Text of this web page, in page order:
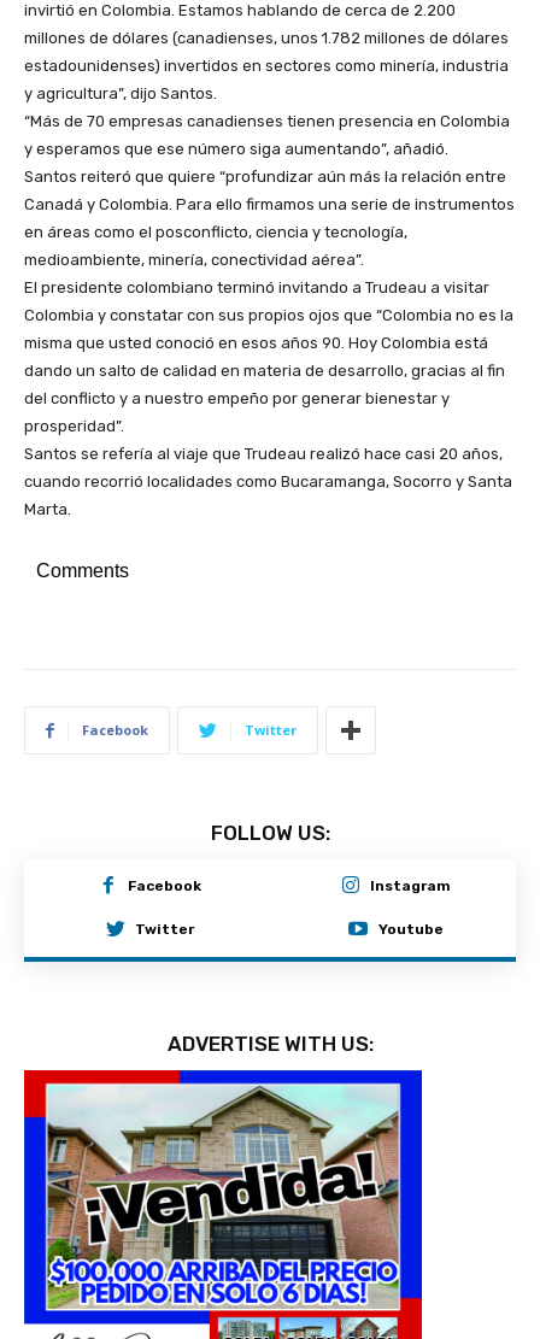
invirtió en Colombia. Estamos hablando de cerca de 2.200
millones de dólares (canadienses, unos 1.782 millones de dólares
estadounidenses) invertidos en sectores como minería, industria
y agricultura”, dijo Santos.
“Más de 70 empresas canadienses tienen presencia en Colombia
y esperamos que ese número siga aumentando”, añadió.
Santos reiteró que quiere “profundizar aún más la relación entre
Canadá y Colombia. Para ello firmamos una serie de instrumentos
en áreas como el posconflicto, ciencia y tecnología,
medioambiente, minería, conectividad aérea”.
El presidente colombiano terminó invitando a Trudeau a visitar
Colombia y constatar con sus propios ojos que “Colombia no es la
misma que usted conoció en esos años 90. Hoy Colombia está
dando un salto de calidad en materia de desarrollo, gracias al fin
del conflicto y a nuestro empeño por generar bienestar y
prosperidad”.
Santos se refería al viaje que Trudeau realizó hace casi 20 años,
cuando recorrió localidades como Bucaramanga, Socorro y Santa
Marta.
Comments
Facebook Twitter
FOLLOW US:
Facebook Instagram
Twitter Youtube
ADVERTISE WITH US: